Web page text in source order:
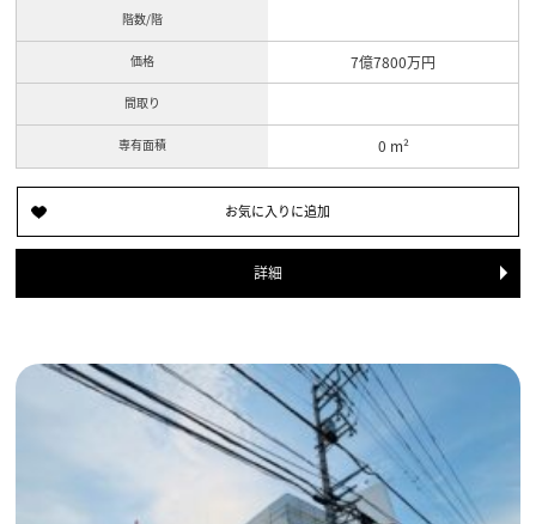
階数/階
価格
間取り
専有面積
7億7800万円
0 m²
詳細